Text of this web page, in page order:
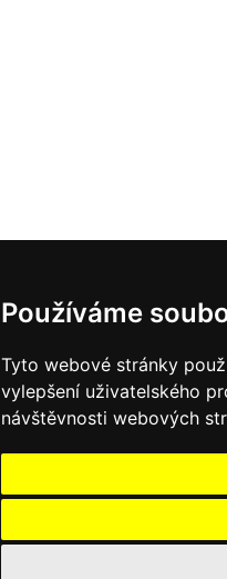
Používáme
Tyto webové stránky
vylepšení uživatelského
návštěvnosti webových